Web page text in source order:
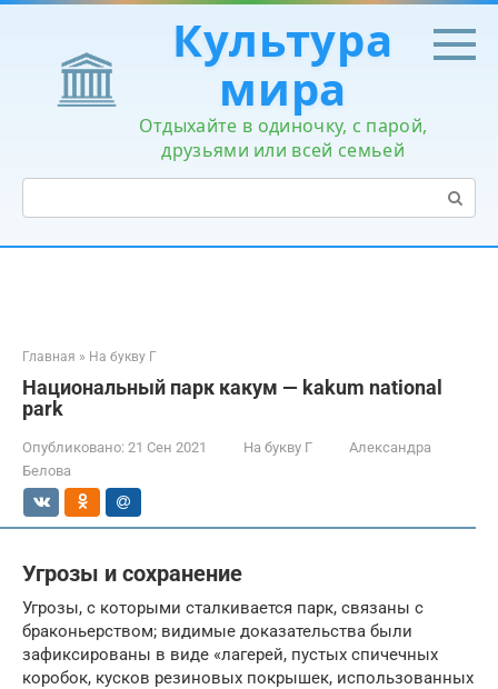
Перейти
контенту
Культура
мира
Отдыхайте в одиночку, с парой,
друзьями или всей семьей
Поиск:
Главная » На букву Г
Национальный парк какум — kakum national
park
Опубликовано: 21 Сен 2021 На букву Г
Александра
Белова
Угрозы и сохранение
Угрозы, с которыми сталкивается парк, связаны с
браконьерством; видимые доказательства были
зафиксированы в виде «лагерей, пустых спичечных
коробок, кусков резиновых покрышек, использованных